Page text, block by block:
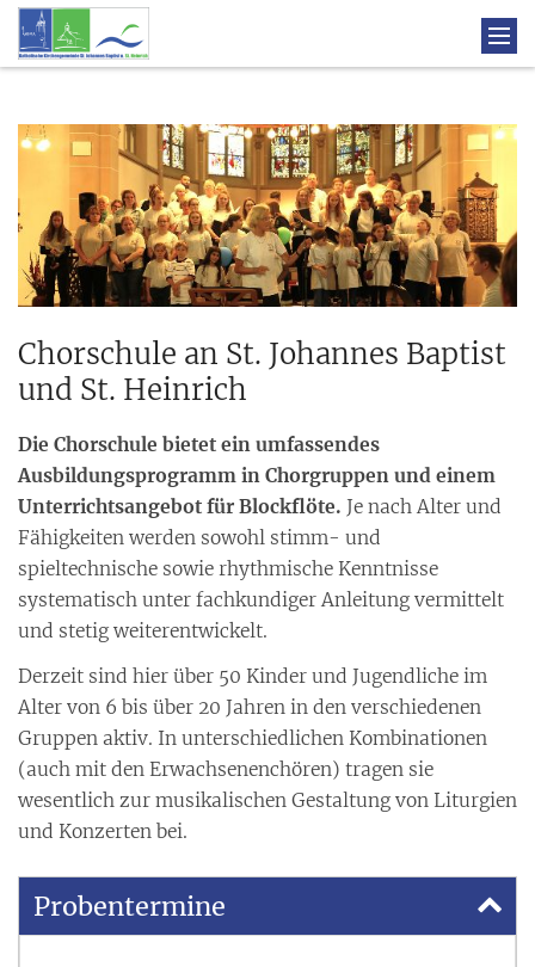
Chorschule an St. Johannes Baptist
und St. Heinrich
Die Chorschule bietet ein umfassendes
Ausbildungsprogramm in Chorgruppen und einem
Unterrichtsangebot für Blockflöte. Je nach Alter und
Fähigkeiten werden sowohl stimm- und
spieltechnische sowie rhythmische Kenntnisse
systematisch unter fachkundiger Anleitung vermittelt
und stetig weiterentwickelt.
Derzeit sind hier über 50 Kinder und Jugendliche im
Alter von 6 bis über 20 Jahren in den verschiedenen
Gruppen aktiv. In unterschiedlichen Kombinationen
(auch mit den Erwachsenenchören) tragen sie
wesentlich zur musikalischen Gestaltung von Liturgien
und Konzerten bei.
Probentermine